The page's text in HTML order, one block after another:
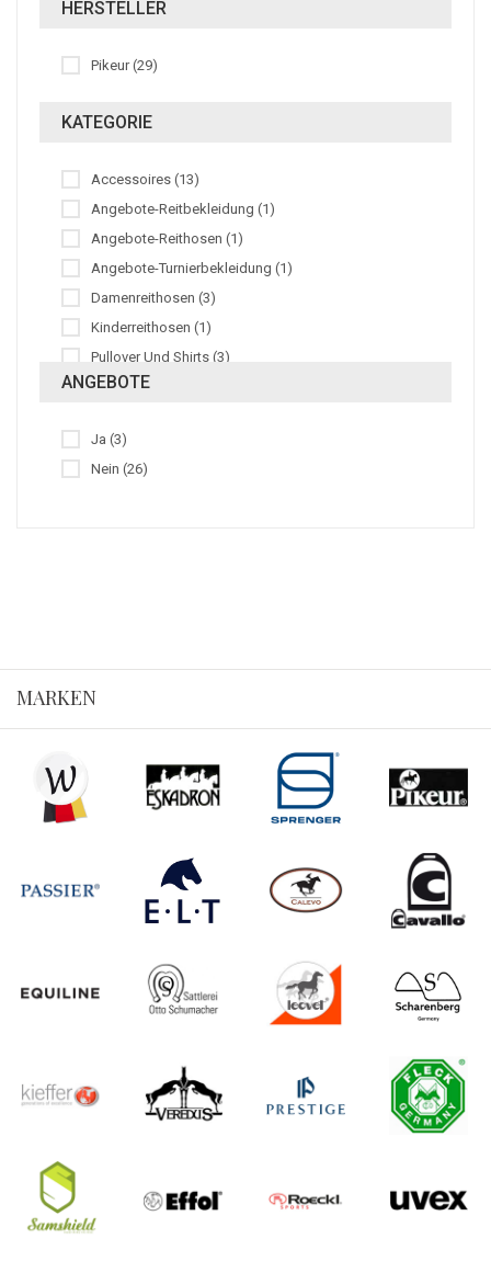
Schwarz (4)
Steelgrey-Rumbared (1)
Weiss (8)
140 (1)
116-122 (1)
HERSTELLER
Pikeur (29)
KATEGORIE
Accessoires (13)
Angebote-Reitbekleidung (1)
Angebote-Reithosen (1)
Angebote-Turnierbekleidung (1)
Damenreithosen (3)
Kinderreithosen (1)
Pullover Und Shirts (3)
Reitblusen Und Reithemden (3)
Reitjacken (1)
ANGEBOTE
Ja (3)
Nein (26)
MARKEN